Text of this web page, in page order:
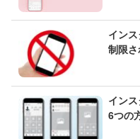
イン
制限
イン
6つの